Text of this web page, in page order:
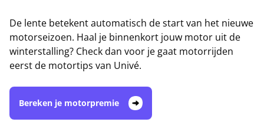
De lente betekent automatisch de start van het nieuwe
motorseizoen. Haal je binnenkort jouw motor uit de
winterstalling? Check dan voor je gaat motorrijden
eerst de motortips van Univé.
Bereken je motorpremie